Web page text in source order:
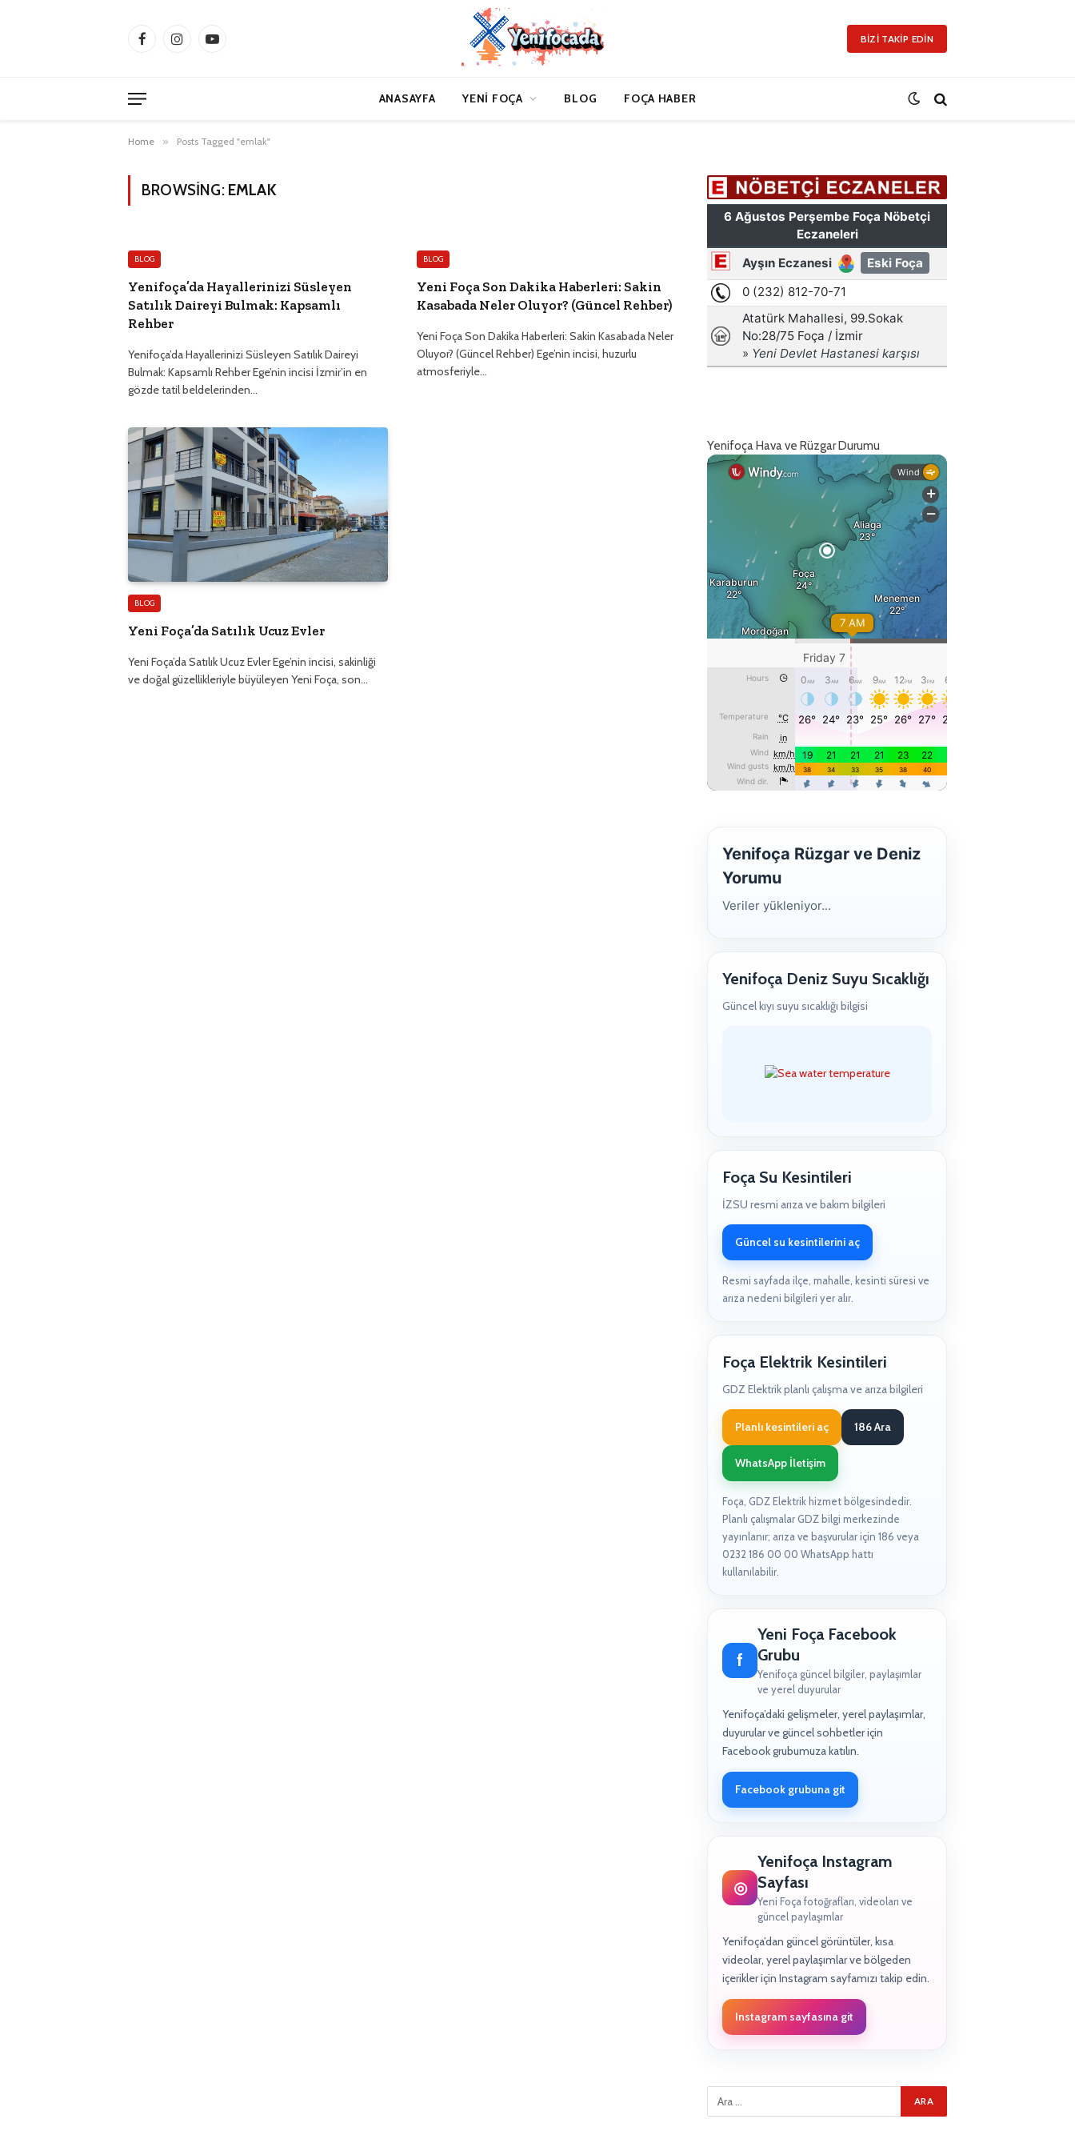
FacebookInstagramYouTube
BIZI TAKIP EDIN
ANASAYFA YENI FOÇA BLOG FOÇA HABER
Home » Posts Tagged "emlak"
BROWSING: EMLAK
BLOG
Yenifoça’da Hayallerinizi Süsleyen
Satılık Daireyi Bulmak: Kapsamlı
Rehber
Yenifoça’da Hayallerinizi Süsleyen Satılık Daireyi
Bulmak: Kapsamlı Rehber Ege’nin incisi İzmir’in en
gözde tatil beldelerinden…
BLOG
Yeni Foça Son Dakika Haberleri: Sakin
Kasabada Neler Oluyor? (Güncel Rehber)
Yeni Foça Son Dakika Haberleri: Sakin Kasabada Neler
Oluyor? (Güncel Rehber) Ege’nin incisi, huzurlu
atmosferiyle…
BLOG
Yeni Foça’da Satılık Ucuz Evler
Yeni Foça’da Satılık Ucuz Evler Ege’nin incisi, sakinliği
ve doğal güzellikleriyle büyüleyen Yeni Foça, son…
Yenifoça Hava ve Rüzgar Durumu
Yenifoça Rüzgar ve Deniz
Yorumu
Veriler yükleniyor...
Yenifoça Deniz Suyu Sıcaklığı
Güncel kıyı suyu sıcaklığı bilgisi
Foça Su Kesintileri
İZSU resmi arıza ve bakım bilgileri
Güncel su kesintilerini aç
Resmi sayfada ilçe, mahalle, kesinti süresi ve
arıza nedeni bilgileri yer alır.
Foça Elektrik Kesintileri
GDZ Elektrik planlı çalışma ve arıza bilgileri
Planlı kesintileri aç 186 Ara
WhatsApp İletişim
Foça, GDZ Elektrik hizmet bölgesindedir.
Planlı çalışmalar GDZ bilgi merkezinde
yayınlanır; arıza ve başvurular için 186 veya
0232 186 00 00 WhatsApp hattı
kullanılabilir.
f
Yeni Foça Facebook
Grubu
Yenifoça güncel bilgiler, paylaşımlar
ve yerel duyurular
Yenifoça’daki gelişmeler, yerel paylaşımlar,
duyurular ve güncel sohbetler için
Facebook grubumuza katılın.
Facebook grubuna git
◎
Yenifoça Instagram
Sayfası
Yeni Foça fotoğrafları, videoları ve
güncel paylaşımlar
Yenifoça’dan güncel görüntüler, kısa
videolar, yerel paylaşımlar ve bölgeden
içerikler için Instagram sayfamızı takip edin.
Instagram sayfasına git